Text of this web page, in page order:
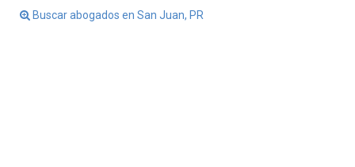
Buscar abogados en San Juan, PR